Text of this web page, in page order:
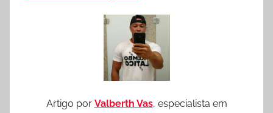
Artigo por Valberth Vas, especialista em